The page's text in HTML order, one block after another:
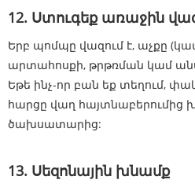
12. Ստուգեք առաջին
Երբ պոմպը վազում է, աչքը
արտահոսքի, թրթռման կամ
Եթե ​​ինչ-որ բան եք տեղում,
հարցը վաղ հայտնաբերումից
ծախսատարից:
13. Սեզոնային խնամք